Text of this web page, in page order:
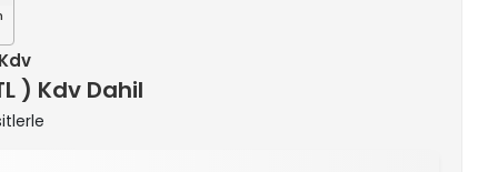
) Kdv Dahil